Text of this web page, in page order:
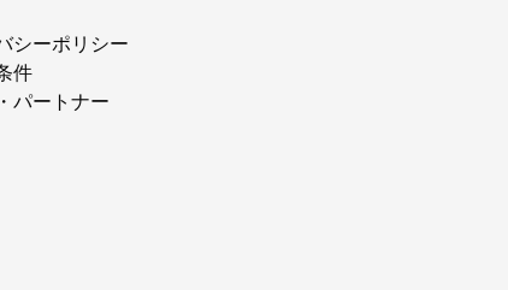
シーポリシー
件
パートナー